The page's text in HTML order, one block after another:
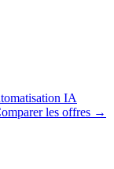
IA
les offres →